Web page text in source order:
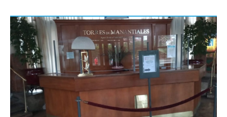
EL LADO «G»